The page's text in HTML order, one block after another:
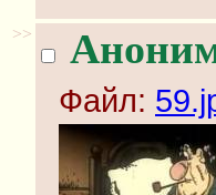
>>
Файл: